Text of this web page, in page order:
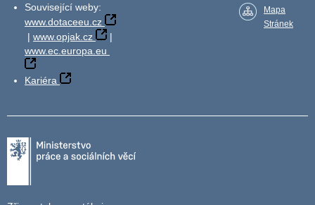
Související weby:
www.dotaceeu.cz
| www.opjak.cz
|
www.ec.europa.eu
Kariéra
Mapa
Stránek